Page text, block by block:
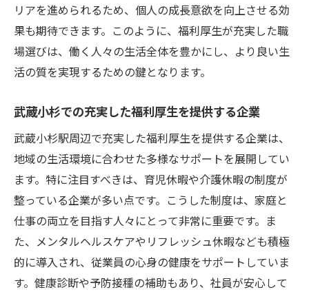
リアを進められるため、個人の成長意欲を向上させる効
果も期待できます。このように、福利厚生が充実した職
場選びは、働く人々の生活全体を豊かにし、より良い生
活の質を実現するための鍵となります。
武蔵小杉での充実した福利厚生を提供する企業
武蔵小杉駅周辺で充実した福利厚生を提供する企業は、
地域の生活環境に合わせた多様なサポートを展開してい
ます。特に注目すべきは、育児休暇や介護休暇の制度が
整っている企業が多い点です。こうした制度は、家庭と
仕事の両立を目指す人々にとって非常に重要です。ま
た、メンタルヘルスケアやリフレッシュ休暇なども積極
的に導入され、従業員の心身の健康をサポートしていま
す。健康診断や予防接種の補助もあり、社員が安心して